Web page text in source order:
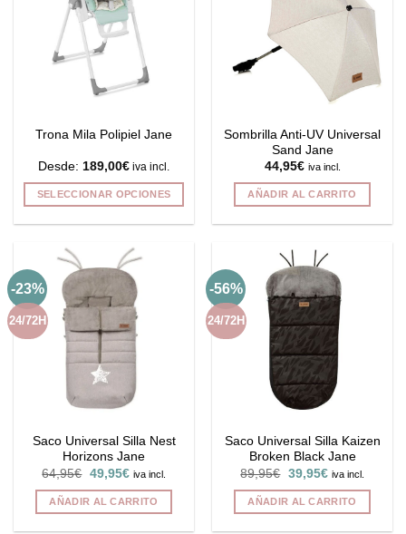
Trona Mila Polipiel Jane
Desde: 189,00€ iva incl.
SELECCIONAR OPCIONES
tiene
múltiples
variantes.
Las
opciones
se
pueden
elegir
en
página
de
producto
Sombrilla Anti-UV Universal
Sand Jane
44,95€ iva incl.
AÑADIR AL CARRITO
-23%
24/72H
Saco Universal Silla Nest
Horizons Jane
64,95€ El
precio
original
era:
49,95€El
actual
es:
iva incl.
AÑADIR AL CARRITO
-56%
24/72H
Saco Universal Silla Kaizen
Broken Black Jane
89,95€ El
precio
original
era:
39,95€El
actual
es:
iva incl.
AÑADIR AL CARRITO